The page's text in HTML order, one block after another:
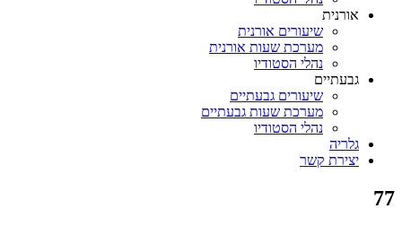
אורנית
שיעורים אורנית
מערכת שעות אורנית
נהלי הסטודיו
גבעתיים
שיעורים גבעתיים
מערכת שעות גבעתיים
נהלי הסטודיו
גלריה
יצירת קשר
77